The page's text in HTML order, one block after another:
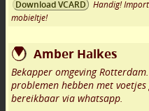
Download VCARD
Handig!
mobieltje!
Amber Halkes
Bekapper omgeving
problemen hebben met voetjes
bereikbaar via whatsapp.